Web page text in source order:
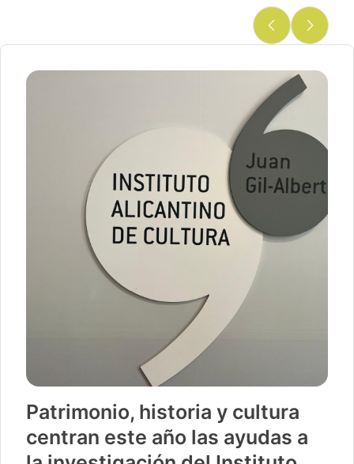
Patrimonio, historia y cultura
centran este año las ayudas a